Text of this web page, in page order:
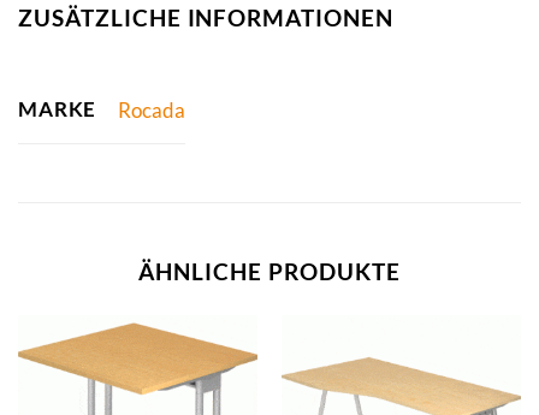
ZUSÄTZLICHE INFORMATIONEN
MARKE Rocada
ÄHNLICHE PRODUKTE